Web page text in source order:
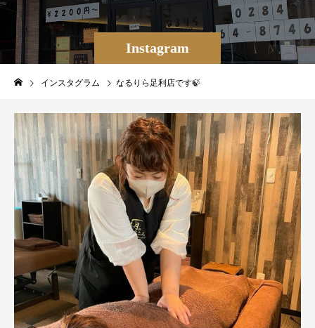
Instagram
インスタグラム なるりら足利店です🍃